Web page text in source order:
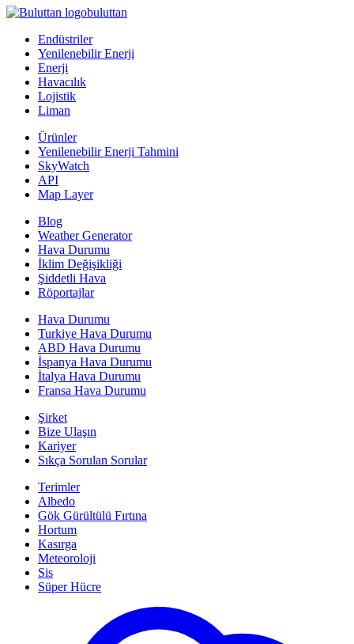
buluttan
Endüstriler
Yenilenebilir Enerji
Enerji
Havacılık
Lojistik
Liman
Ürünler
Yenilenebilir Enerji Tahmini
SkyWatch
API
Map Layer
Blog
Weather Generator
Hava Durumu
İklim Değişikliği
Şiddetli Hava
Röportajlar
Hava Durumu
Turkiye Hava Durumu
ABD Hava Durumu
İspanya Hava Durumu
İtalya Hava Durumu
Fransa Hava Durumu
Şirket
Bize Ulaşın
Kariyer
Sıkça Sorulan Sorular
Terimler
Albedo
Gök Gürültülü Fırtına
Hortum
Kasırga
Meteoroloji
Sis
Süper Hücre